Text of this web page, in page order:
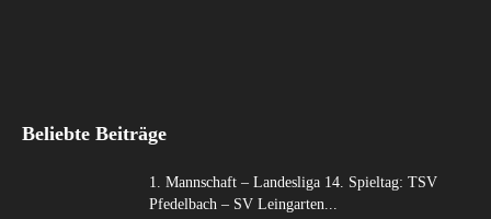
Beliebte Beiträge
1. Mannschaft – Landesliga 14. Spieltag: TSV
Pfedelbach – SV Leingarten...